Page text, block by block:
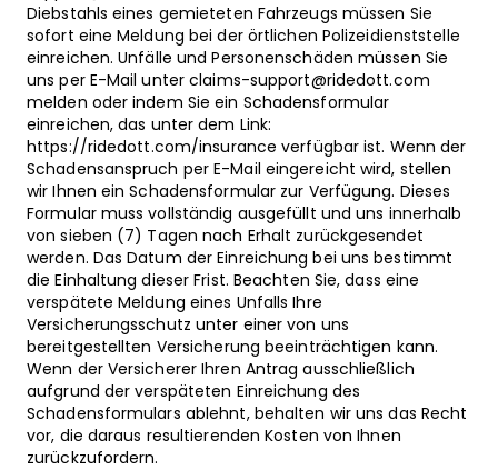
Diebstahls eines gemieteten Fahrzeugs müssen Sie
sofort eine Meldung bei der örtlichen Polizeidienststelle
einreichen. Unfälle und Personenschäden müssen Sie
uns per E-Mail unter claims-support@ridedott.com
melden oder indem Sie ein Schadensformular
einreichen, das unter dem Link:
https://ridedott.com/insurance verfügbar ist. Wenn der
Schadensanspruch per E-Mail eingereicht wird, stellen
wir Ihnen ein Schadensformular zur Verfügung. Dieses
Formular muss vollständig ausgefüllt und uns innerhalb
von sieben (7) Tagen nach Erhalt zurückgesendet
werden. Das Datum der Einreichung bei uns bestimmt
die Einhaltung dieser Frist. Beachten Sie, dass eine
verspätete Meldung eines Unfalls Ihre
Versicherungsschutz unter einer von uns
bereitgestellten Versicherung beeinträchtigen kann.
Wenn der Versicherer Ihren Antrag ausschließlich
aufgrund der verspäteten Einreichung des
Schadensformulars ablehnt, behalten wir uns das Recht
vor, die daraus resultierenden Kosten von Ihnen
zurückzufordern.